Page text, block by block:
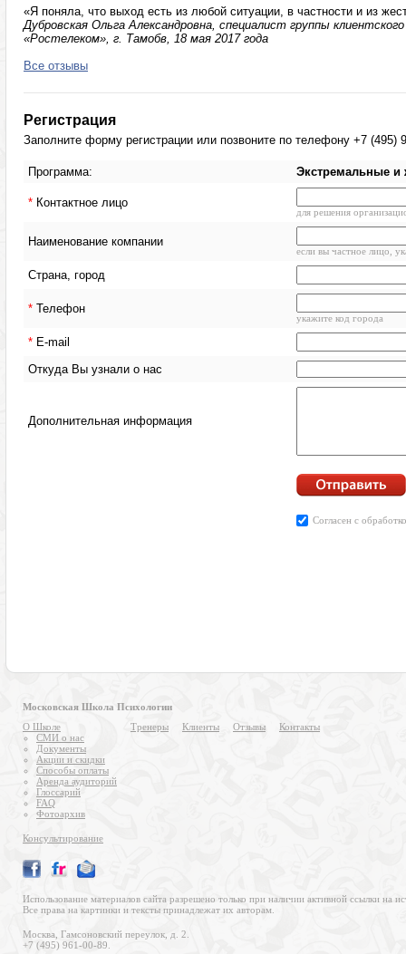
«Я поняла, что выход есть из любой ситуации, в частности и из
Дубровская Ольга Александровна, специалист группы
«Ростелеком», г. Тамобв, 18 мая 2017 года
Все отзывы
Регистрация
Заполните форму регистрации или позвоните по телефону +7 (495)
Московская Школа Психологии
О Школе
СМИ о нас
Документы
Акции и скидки
Способы оплаты
Аренда аудиторий
Глоссарий
FAQ
Фотоархив
Тренеры Клиенты Отзывы Контакты
Консультирование
Использование материалов сайта разрешено только при наличии активной ссылки на
Все права на картинки и тексты принадлежат их авторам.
Москва, Гамсоновский переулок, д. 2.
+7 (495) 961-00-89.